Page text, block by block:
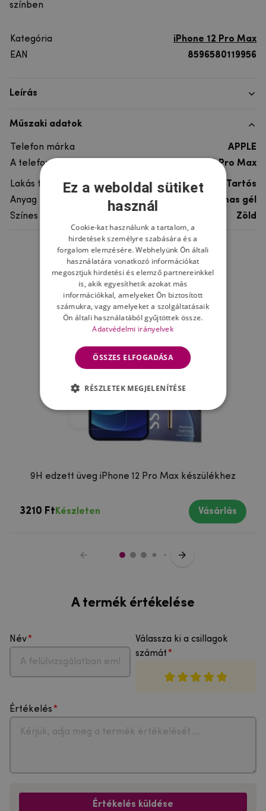
színben
Kategória
iPhone 12 Pro Max
EAN
8596580119956
Leírás
Műszaki adatok
Telefon márka
APPLE
A telefonmodellhez
iPhone 12 Pro Max
Lakás típusa
Tartós
Anyag
Műanyag, rugalmas gél
Színes
Zöld
Ne felejtsd el
9H edzett üveg iPhone 12 Pro Max készülékhez
3210 Ft Készleten Vásárlás
A termék értékelése
Név
Válassza ki a csillagok
számát
Értékelés
Értékelés küldése
Ez a weboldal sütiket
használ
Cookie-kat használunk a tartalom, a
hirdetések személyre szabására és a
forgalom elemzésére. Webhelyünk Ön általi
használatára vonatkozó információkat
megosztjuk hirdetési és elemző partnereinkkel
is, akik egyesíthetik azokat más
információkkal, amelyeket Ön biztosított
számukra, vagy amelyeket a szolgáltatásaik
Ön általi használatából gyűjtöttek össze.
Adatvédelmi irányelvek
ÖSSZES ELFOGADÁSA
RÉSZLETEK MEGJELENÍTÉSE